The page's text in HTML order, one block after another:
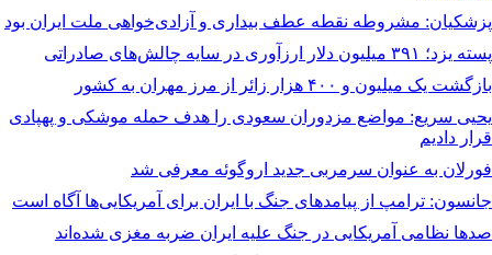
پزشکیان: مشروطه نقطه عطف بیداری و آزادی‌خواهی ملت ایران بود
پسته یزد؛ ۳۹۱ میلیون دلار ارزآوری در سایه چالش‌های صادراتی
بازگشت یک میلیون و ۴۰۰ هزار زائر از مرز مهران به کشور
یحیی سریع: مواضع مزدوران سعودی را هدف حمله موشکی و پهپادی
قرار دادیم
فورلان به عنوان سرمربی جدید اروگوئه معرفی شد
جانسون: ترامپ از پیامدهای جنگ با ایران برای آمریکایی‌ها آگاه است
صدها نظامی آمریکایی در جنگ علیه ایران ضربه مغزی شده‌اند